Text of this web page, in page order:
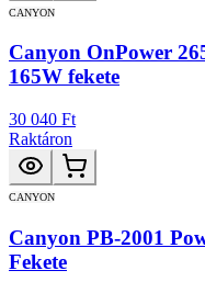
CANYON
Canyon OnPower
165W fekete
30 040 Ft
Raktáron
CANYON
Canyon PB-2001
Fekete